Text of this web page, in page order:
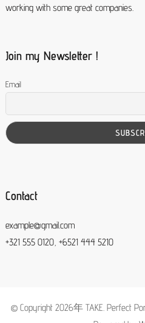
working with some great companies.
Join my Newsletter !
Email
Contact
example@gmail.com
+321 555 0120, +6521 444 5210
© Copyright 2026年 TAKE. Perfect